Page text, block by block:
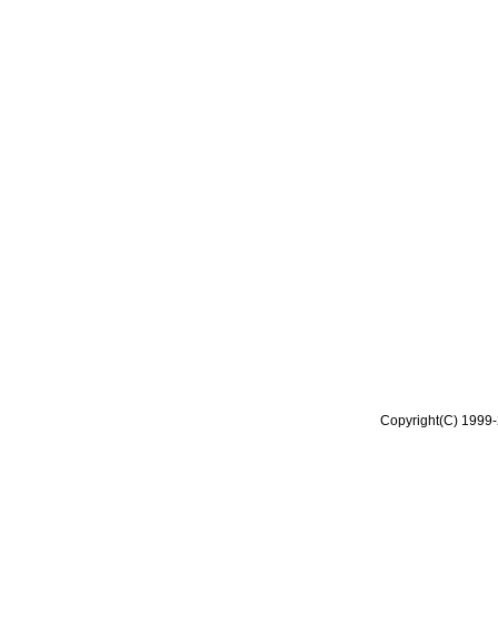
Copyright(C)